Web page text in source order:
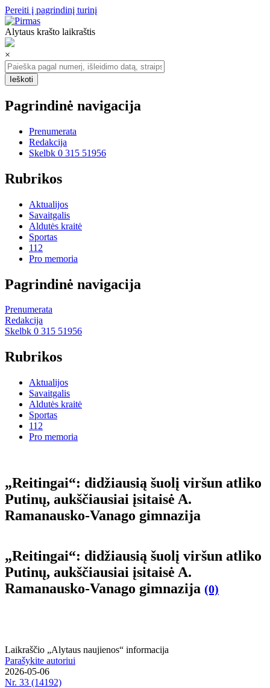
Pereiti į pagrindinį turinį
Alytaus krašto laikraštis
×
Pagrindinė navigacija
Prenumerata
Redakcija
Skelbk 0 315 51956
Rubrikos
Aktualijos
Savaitgalis
Aldutės kraitė
Sportas
112
Pro memoria
Pagrindinė navigacija
Prenumerata
Redakcija
Skelbk 0 315 51956
Rubrikos
Aktualijos
Savaitgalis
Aldutės kraitė
Sportas
112
Pro memoria
„Reitingai“: didžiausią šuolį viršun atliko
Putinų, aukščiausiai įsitaisė A.
Ramanausko-Vanago gimnazija
„Reitingai“: didžiausią šuolį viršun atliko
Putinų, aukščiausiai įsitaisė A.
Ramanausko-Vanago gimnazija (0)
Laikraščio „Alytaus naujienos“ informacija
Parašykite autoriui
2026-05-06
Nr. 33 (14192)